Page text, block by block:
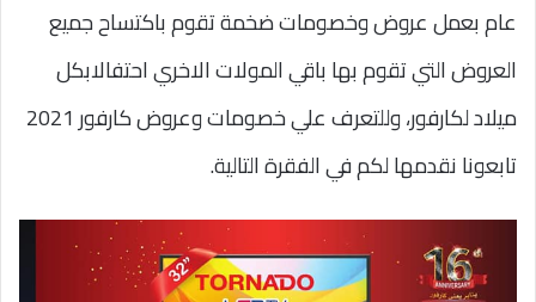
عام بعمل عروض وخصومات ضخمة تقوم باكتساح جميع
العروض التي تقوم بها باقي المولات الاخري احتفالابكل
ميلاد لكارفور، وللتعرف علي خصومات وعروض كارفور 2021
تابعونا نقدمها لكم في الفقرة التالية.